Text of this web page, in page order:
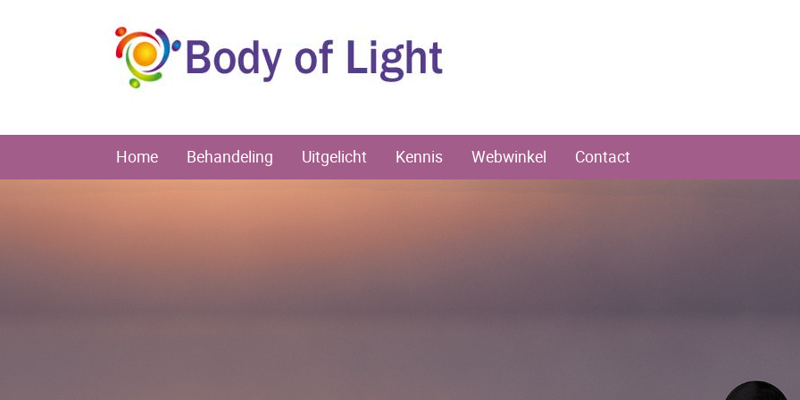
Home Behandeling Uitgelicht Kennis Webwinkel Contact